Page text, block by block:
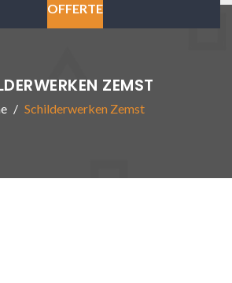
OFFERTE
ZEMST
Schilderwerken Zemst